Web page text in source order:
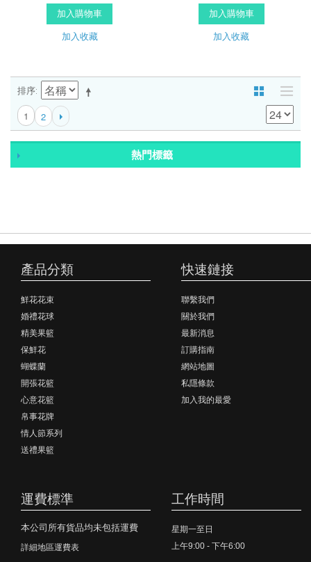
加入購物車
加入收藏
加入購物車
加入收藏
排序
1 2
熱門標籤
產品分類
鮮花花束
婚禮花球
精美果籃
保鮮花
蝴蝶蘭
開張花籃
心意花籃
帛事花牌
情人節系列
送禮果籃
快速鏈接
聯繫我們
關於我們
最新消息
訂購指南
網站地圖
私隱條款
加入我的最愛
運費標準
本公司所有貨品均未包括運費
詳細地區運費表
工作時間
星期一至日
上午9:00 - 下午6:00